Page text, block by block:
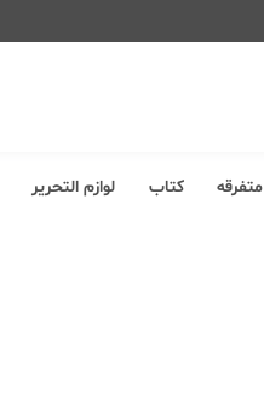
متفرقه کتاب لوازم التحریر